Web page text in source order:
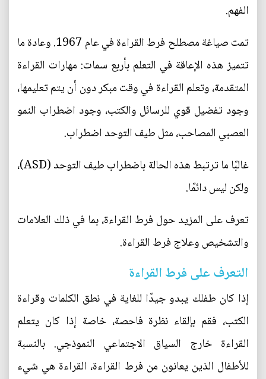
الفهم.
تمت صياغة مصطلح فرط القراءة في عام 1967. وعادة ما
تتميز هذه الإعاقة في التعلم بأربع سمات: مهارات القراءة
المتقدمة، وتعلم القراءة في وقت مبكر دون أن يتم تعليمها،
وجود تفضيل قوي للرسائل والكتب، وجود اضطراب النمو
العصبي المصاحب، مثل طيف التوحد اضطراب.
غالبًا ما ترتبط هذه الحالة باضطراب طيف التوحد (ASD)،
ولكن ليس دائمًا.
تعرف على المزيد حول فرط القراءة، بما في ذلك العلامات
والتشخيص وعلاج فرط القراءة.
التعرف على فرط القراءة
إذا كان طفلك يبدو جيدًا للغاية في نطق الكلمات وقراءة
الكتب، فقم بإلقاء نظرة فاحصة، خاصة إذا كان يتعلم
القراءة خارج السياق الاجتماعي النموذجي. بالنسبة
للأطفال الذين يعانون من فرط القراءة، القراءة هي شيء